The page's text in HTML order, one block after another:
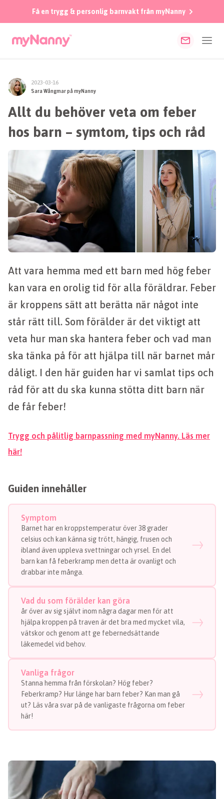
Få en trygg & personlig barnvakt från myNanny
2023-03-16
Sara Wångmar på myNanny
Allt du behöver veta om feber
hos barn – symtom, tips och råd
Att vara hemma med ett barn med hög feber
kan vara en orolig tid för alla föräldrar. Feber
är kroppens sätt att berätta när något inte
står rätt till. Som förälder är det viktigt att
veta hur man ska hantera feber och vad man
ska tänka på för att hjälpa till när barnet mår
dåligt. I den här guiden har vi samlat tips och
råd för att du ska kunna stötta ditt barn när
de får feber!
Trygg och pålitlig barnpassning med myNanny. Läs mer
här!
Guiden innehåller
Symptom
Barnet har en kroppstemperatur över 38 grader
celsius och kan känna sig trött, hängig, frusen och
ibland även uppleva svettningar och yrsel. En del
barn kan få feberkramp men detta är ovanligt och
drabbar inte många.
Vad du som förälder kan göra
år över av sig självt inom några dagar men för att
hjälpa kroppen på traven är det bra med mycket vila,
vätskor och genom att ge febernedsättande
läkemedel vid behov.
Vanliga frågor
Stanna hemma från förskolan? Hög feber?
Feberkramp? Hur länge har barn feber? Kan man gå
ut? Läs våra svar på de vanligaste frågorna om feber
här!